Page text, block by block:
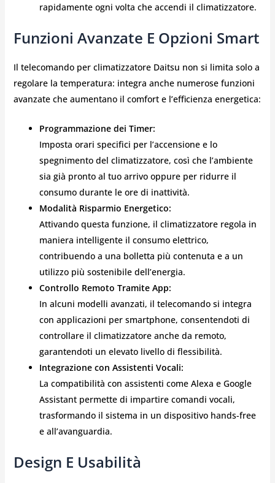
rapidamente ogni volta che accendi il climatizzatore.
Funzioni Avanzate E Opzioni Smart
Il telecomando per climatizzatore Daitsu non si limita solo a
regolare la temperatura: integra anche numerose funzioni
avanzate che aumentano il comfort e l’efficienza energetica:
Programmazione dei Timer:
Imposta orari specifici per l’accensione e lo
spegnimento del climatizzatore, così che l’ambiente
sia già pronto al tuo arrivo oppure per ridurre il
consumo durante le ore di inattività.
Modalità Risparmio Energetico:
Attivando questa funzione, il climatizzatore regola in
maniera intelligente il consumo elettrico,
contribuendo a una bolletta più contenuta e a un
utilizzo più sostenibile dell’energia.
Controllo Remoto Tramite App:
In alcuni modelli avanzati, il telecomando si integra
con applicazioni per smartphone, consentendoti di
controllare il climatizzatore anche da remoto,
garantendoti un elevato livello di flessibilità.
Integrazione con Assistenti Vocali:
La compatibilità con assistenti come Alexa e Google
Assistant permette di impartire comandi vocali,
trasformando il sistema in un dispositivo hands-free
e all’avanguardia.
Design E Usabilità